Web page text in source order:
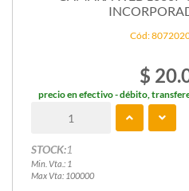
Cód:
$
precio en efectivo - débito,
STOCK:1
Min. Vta.: 1
Max Vta: 100000